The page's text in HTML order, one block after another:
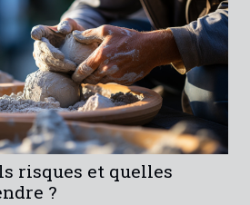
risques et quelles
?